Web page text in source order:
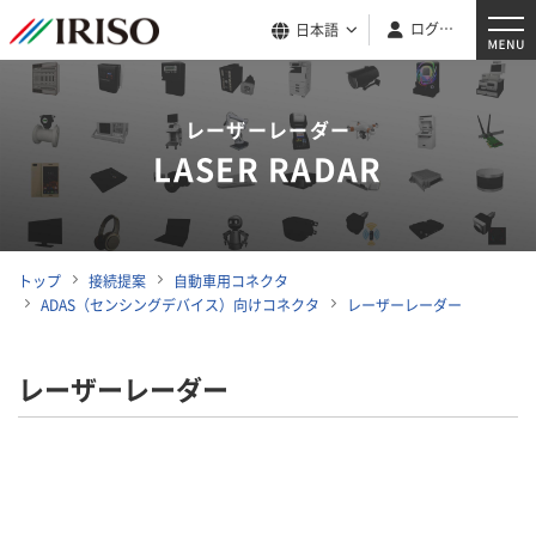
日本語 ログイン
レーザーレーダー
LASER RADAR
トップ 接続提案
自動車用コネクタ
ADAS（センシングデバイス）向けコネクタ
レーザーレーダー
レーザーレーダー